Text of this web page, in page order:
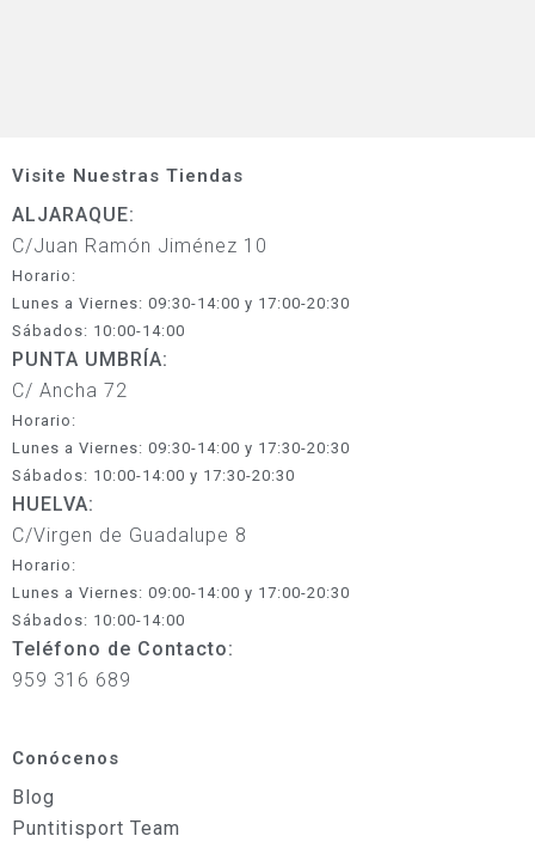
Visite Nuestras Tiendas
ALJARAQUE:
C/Juan Ramón Jiménez 10
Horario:
Lunes a Viernes: 09:30-14:00 y 17:00-20:30
Sábados: 10:00-14:00
PUNTA UMBRÍA:
C/ Ancha 72
Horario:
Lunes a Viernes: 09:30-14:00 y 17:30-20:30
Sábados: 10:00-14:00 y 17:30-20:30
HUELVA:
C/Virgen de Guadalupe 8
Horario:
Lunes a Viernes: 09:00-14:00 y 17:00-20:30
Sábados: 10:00-14:00
Teléfono de Contacto:
959 316 689
Conócenos
Blog
Puntitisport Team